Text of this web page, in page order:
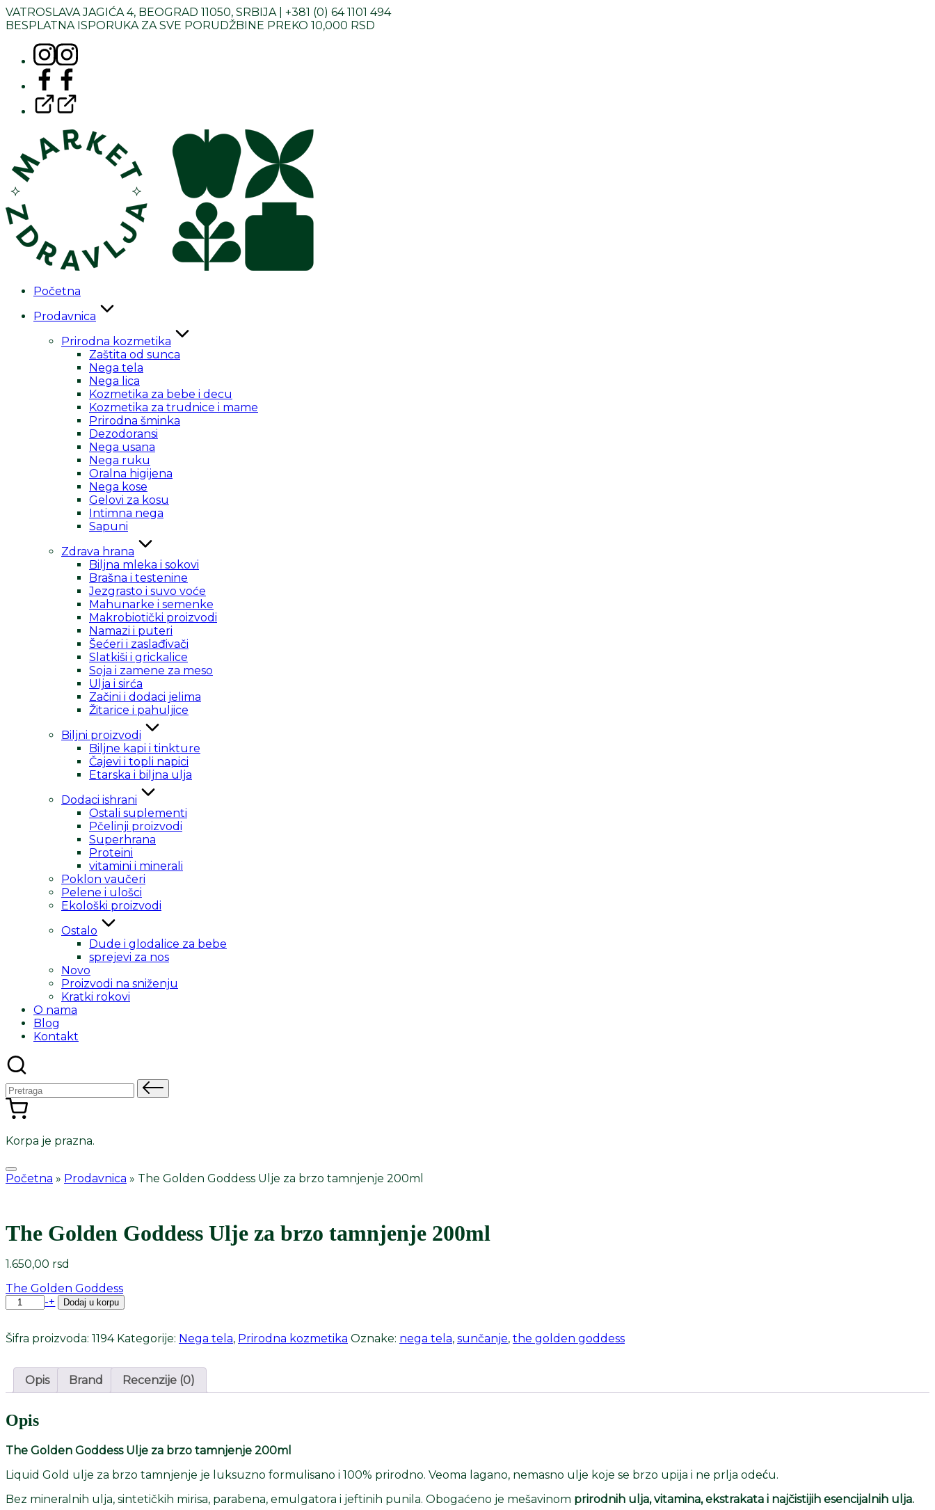
Skoči
na
VATROSLAVA JAGIĆA 4, BEOGRAD 11050, SRBIJA | +381 (0) 64 1101 494
BESPLATNA ISPORUKA ZA SVE PORUDŽBINE PREKO 10,000 RSD
Instagram
Facebook
Google
Početna
Prodavnica
Prirodna kozmetika
Zaštita od sunca
Nega tela
Nega lica
Kozmetika za bebe i decu
Kozmetika za trudnice i mame
Prirodna šminka
Dezodoransi
Nega usana
Nega ruku
Oralna higijena
Nega kose
Gelovi za kosu
Intimna nega
Sapuni
Zdrava hrana
Biljna mleka i sokovi
Brašna i testenine
Jezgrasto i suvo voće
Mahunarke i semenke
Makrobiotički proizvodi
Namazi i puteri
Šećeri i zaslađivači
Slatkiši i grickalice
Soja i zamene za meso
Ulja i sirća
Začini i dodaci jelima
Žitarice i pahuljice
Biljni proizvodi
Biljne kapi i tinkture
Čajevi i topli napici
Etarska i biljna ulja
Dodaci ishrani
Ostali suplementi
Pčelinji proizvodi
Superhrana
Proteini
vitamini i minerali
Poklon vaučeri
Pelene i ulošci
Ekološki proizvodi
Ostalo
Dude i glodalice za bebe
sprejevi za nos
Novo
Proizvodi na sniženju
Kratki rokovi
O nama
Blog
Kontakt
Pretraga
za:
Korpa je prazna.
Početna » Prodavnica » The Golden Goddess Ulje za brzo tamnjenje 200ml
The Golden Goddess Ulje za brzo tamnjenje 200ml
1.650,00 rsd
The Golden Goddess
The
Ulje
brzo
tamnjenje
200ml
-+ Dodaj u korpu
Šifra proizvoda: 1194 Kategorije: Nega tela, Prirodna kozmetika Oznake: nega tela, sunčanje, the golden goddess
Opis Brand Recenzije (0)
Opis
The Golden Goddess Ulje za brzo tamnjenje 200ml
Liquid Gold ulje za brzo tamnjenje je luksuzno formulisano i 100% prirodno. Veoma lagano, nemasno ulje koje se brzo upija i ne prlja odeću.
Bez mineralnih ulja, sintetičkih mirisa, parabena, emulgatora i jeftinih punila. Obogaćeno je mešavinom prirodnih ulja, vitamina, ekstrakata i najčistijih esencijalnih ulja.